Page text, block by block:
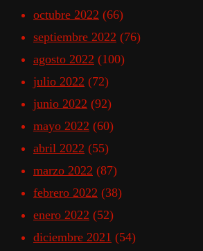
octubre 2022 (66)
septiembre 2022 (76)
agosto 2022 (100)
julio 2022 (72)
junio 2022 (92)
mayo 2022 (60)
abril 2022 (55)
marzo 2022 (87)
febrero 2022 (38)
enero 2022 (52)
diciembre 2021 (54)